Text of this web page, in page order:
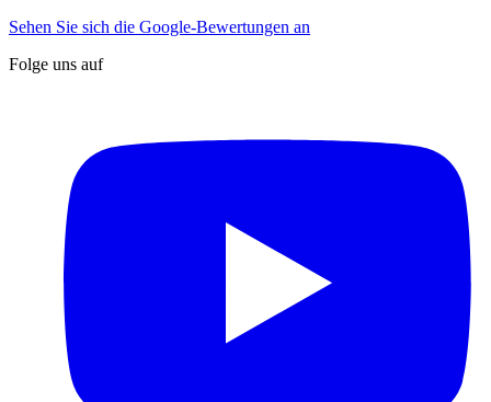
Sehen Sie sich die Google-Bewertungen an
Folge uns auf